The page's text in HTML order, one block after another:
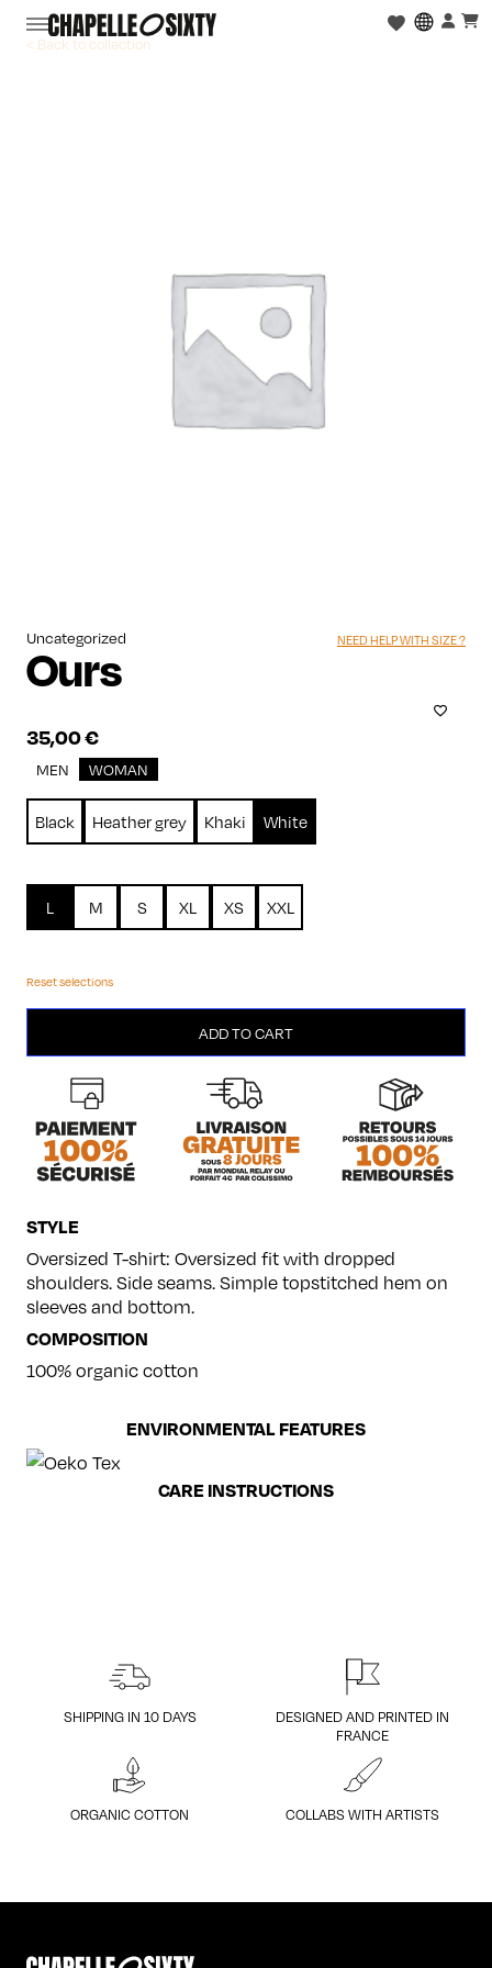
< Back to collection
Uncategorized
Ours
35,00€
NEED HELP WITH SIZE ?
MEN WOMAN
Black Heather grey Khaki White
L M S XL XS XXL
Reset selections
ADD TO CART
STYLE
Oversized T-shirt: Oversized fit with dropped
shoulders. Side seams. Simple topstitched hem on
sleeves and bottom.
COMPOSITION
100% organic cotton
ENVIRONMENTAL FEATURES
CARE INSTRUCTIONS
SHIPPING IN 10 DAYS
DESIGNED AND PRINTED IN
FRANCE
ORGANIC COTTON COLLABS WITH ARTISTS